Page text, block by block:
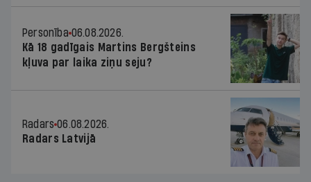
Personība 06.08.2026.
Kā 18 gadīgais Martins Bergšteins
kļuva par laika ziņu seju?
Radars 06.08.2026.
Radars Latvijā